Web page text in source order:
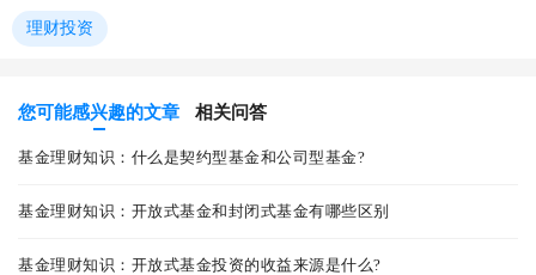
理财投资
您可能感兴趣的文章 相关问答
基金理财知识：什么是契约型基金和公司型基金?
基金理财知识：开放式基金和封闭式基金有哪些区别
基金理财知识：开放式基金投资的收益来源是什么?